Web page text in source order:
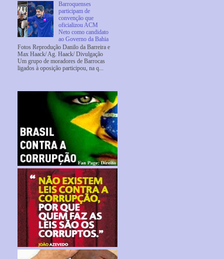
Barroquenses
participam de
convenção que
oficializou ACM
Neto como candidato
ao Governo da Bahia
Fotos Reprodução Danilo da Barreira e
Max Haack/ Ag. Haack/ Divulgação
Um grupo de moradores de Barrocas
ligados à oposição participou, na q...